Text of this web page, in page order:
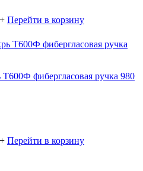
+ Перейти в корзину
фибергласовая ручка 980
+ Перейти в корзину